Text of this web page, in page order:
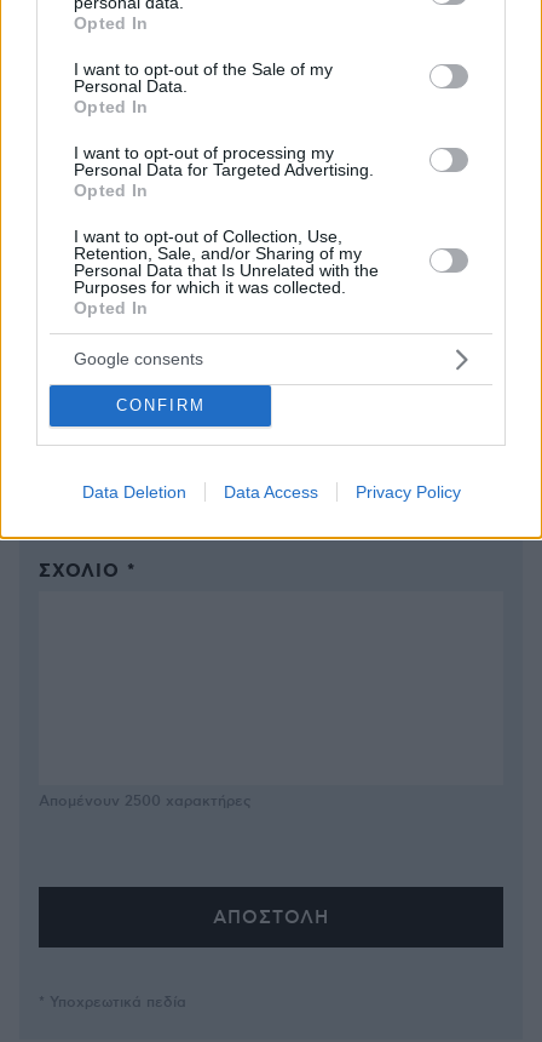
grant or deny consent to Google and its third-party tags to
use your data for below specified purposes in below Google
consent section.
Opted In
I want to opt-out of the Sale of my
Personal Data.
Opted In
I want to opt-out of processing my
Personal Data for Targeted Advertising.
Opted In
I want to opt-out of Collection, Use,
Retention, Sale, and/or Sharing of my
Personal Data that Is Unrelated with the
Purposes for which it was collected.
Opted In
Google consents
CONFIRM
Data Deletion Data Access Privacy Policy
σου και δεν βλέπεις τριγύρω σου την μαυρίλα
μου πεις να σου συστήσω, τον οφθαλμίατρο
μου. Είναι λίγο ακριβός, αλλά κάνει καλή
δουλειά. Τα αξίζει τα λεφτά του.
ΑΠΑΝΤΗΣΗ
ΠΡΟΣΘΗΚΗ ΣΧΟΛΙΟΥ
ΌΝΟΜΑ *
EMAIL
ΣΧΌΛΙΟ *
Απομένουν 2500 χαρακτήρες
* Υποχρεωτικά πεδία